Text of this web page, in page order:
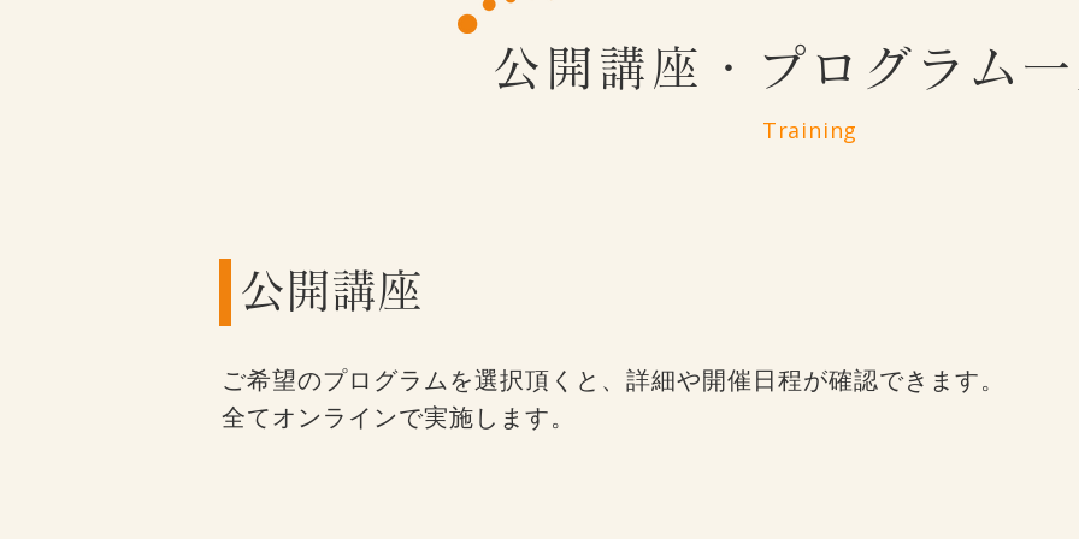
公開講座・プログラム
Training
公開講座
ご希望のプログラムを選択頂くと、詳細や開催日程が確認できます。
全てオンラインで実施します。